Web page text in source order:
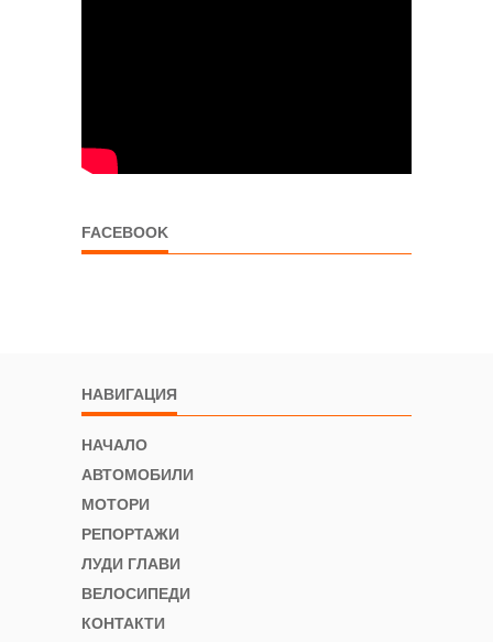
FACEBOOK
НАВИГАЦИЯ
НАЧАЛО
АВТОМОБИЛИ
МОТОРИ
РЕПОРТАЖИ
ЛУДИ ГЛАВИ
ВЕЛОСИПЕДИ
КОНТАКТИ